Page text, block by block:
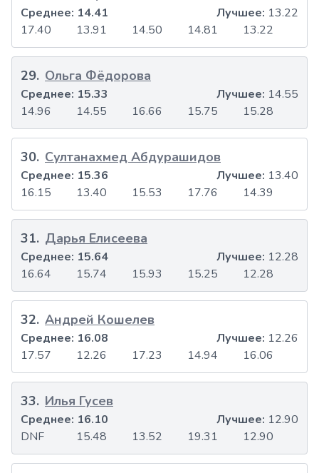
17.40 13.91 14.50 14.81 13.22
Среднее: 14.41 Лучшее: 13.22
29. Ольга Фёдорова
14.96 14.55 16.66 15.75 15.28
Среднее: 15.33 Лучшее: 14.55
30. Султанахмед Абдурашидов
16.15 13.40 15.53 17.76 14.39
Среднее: 15.36 Лучшее: 13.40
31. Дарья Елисеева
16.64 15.74 15.93 15.25 12.28
Среднее: 15.64 Лучшее: 12.28
32. Андрей Кошелев
17.57 12.26 17.23 14.94 16.06
Среднее: 16.08 Лучшее: 12.26
33. Илья Гусев
DNF 15.48 13.52 19.31 12.90
Среднее: 16.10 Лучшее: 12.90